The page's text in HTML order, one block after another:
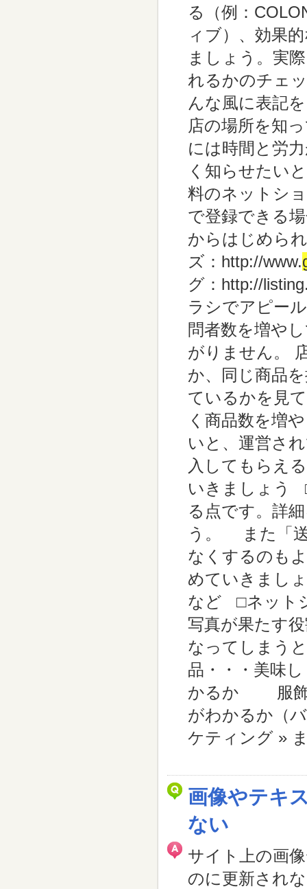
る（例：
ィブ）、効果
ましょう。実
れるかのチェ
んな風に表記
店の場所を知
には時間と労
く知らせたい
料のネットシ
で登録できる
からはじめら
ズ：http://www.
グ：http://
ラシでアピー
問者数を増や
がりません。
か、同じ商品
ているかを見
く商品数を増
いと、運営さ
入してもらえ
いきましょう
る点です。詳
う。 また「送
なくするのも
めていきまし
など □ネット
写真が果たす
なってしまう
品・・・美味
かるか 服飾
がわかるか（
ケティング »
画像やテキ
ない
サイト上の画
のに更新され